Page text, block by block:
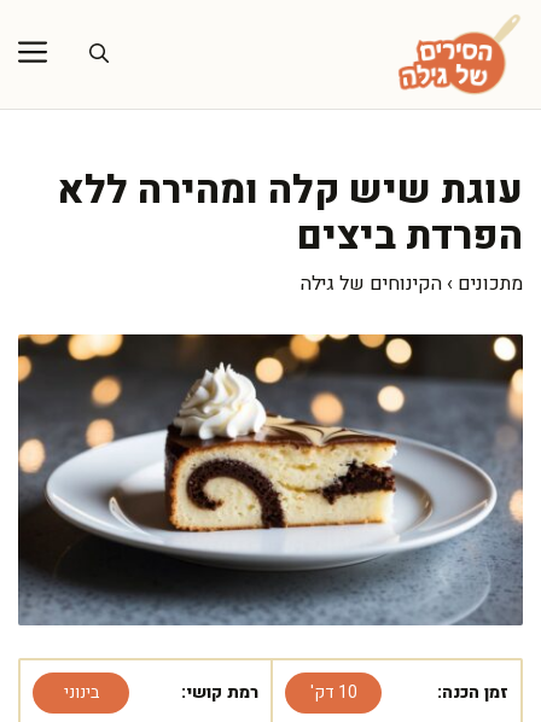
לדלג
לתוכן
עוגת שיש קלה ומהירה ללא
הפרדת ביצים
מתכונים › הקינוחים של גילה
זמן הכנה: 10 דק' רמת קושי: בינוני